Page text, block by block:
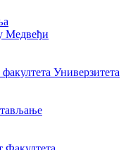
Медвеђи
Универзитета